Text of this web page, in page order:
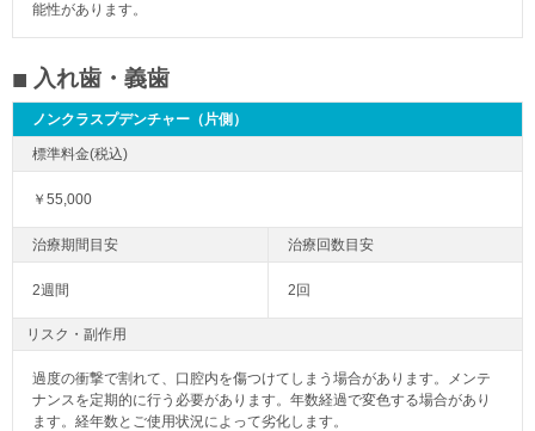
能性があります。
入れ歯・義歯
ノンクラスプデンチャー（片側）
￥55,000
2週間 2回
リスク・副作用
過度の衝撃で割れて、口腔内を傷つけてしまう場合があります。メンテ
ナンスを定期的に行う必要があります。年数経過で変色する場合があり
ます。経年数とご使用状況によって劣化します。